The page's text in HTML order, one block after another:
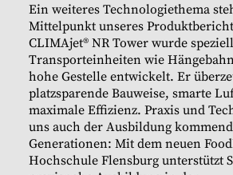
Ein weiteres Technologiethema
Mittelpunkt unseres
CLIMAjet® NR Tower wurde
Transporteinheiten wie
hohe Gestelle entwickelt. Er
platzsparende Bauweise, smarte
maximale Effizienz. Praxis und
uns auch der Ausbildung
Generationen: Mit dem neuen
Hochschule Flensburg unterstützt